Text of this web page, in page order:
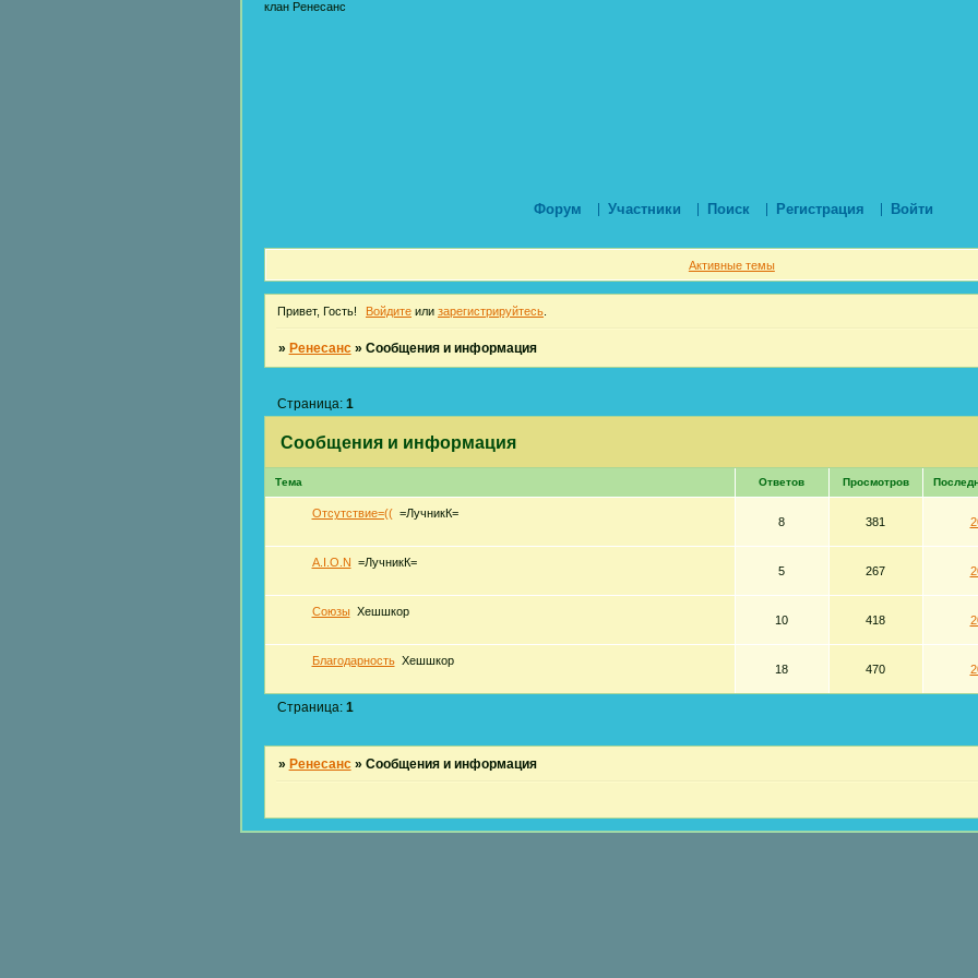
клан Ренесанс
Форум Участники Поиск Регистрация Войти
Активные темы
Привет, Гость! Войдите или зарегистрируйтесь
» Ренесанс » Сообщения и информация
Сообщения и информация
Страница: 1
Тема Ответов Просмотров
Отсутствие=(( =ЛучникК=
8 381
A.I.O.N =ЛучникК=
5 267
Союзы Хешшкор
10 418
Благодарность Хешшкор
18 470
Страница: 1
» Ренесанс » Сообщения и информация